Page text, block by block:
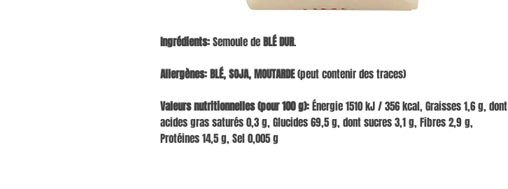
Ingrédients:Semoule deBLÉ DUR.
Allergènes:BLÉ, SOJA, MOUTARDE(peut contenir des traces)
Valeurs nutritionnelles (pour 100 g):Énergie 1510 kJ / 356 kcal, Graisses 1,6 g, dont
acides gras saturés 0,3 g, Glucides 69,5 g, dont sucres 3,1 g, Fibres 2,9 g,
Protéines 14,5 g, Sel 0,005 g